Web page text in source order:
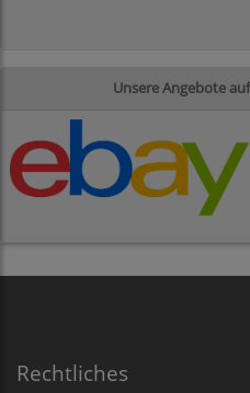
Unsere Angebote
Rechtliches